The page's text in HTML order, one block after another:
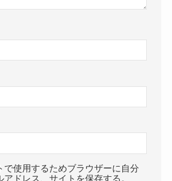
で使用するためブラウザーに自分
ドレス、サイトを保存する。